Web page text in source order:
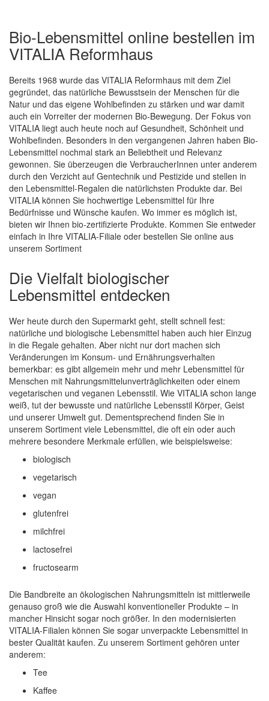
Quickview
Bio-Lebensmittel online bestellen im
VITALIA Reformhaus
Bereits 1968 wurde das VITALIA Reformhaus mit dem Ziel
gegründet, das natürliche Bewusstsein der Menschen für die
Natur und das eigene Wohlbefinden zu stärken und war damit
auch ein Vorreiter der modernen Bio-Bewegung. Der Fokus von
VITALIA liegt auch heute noch auf Gesundheit, Schönheit und
Wohlbefinden. Besonders in den vergangenen Jahren haben Bio-
Lebensmittel nochmal stark an Beliebtheit und Relevanz
gewonnen. Sie überzeugen die VerbraucherInnen unter anderem
durch den Verzicht auf Gentechnik und Pestizide und stellen in
den Lebensmittel-Regalen die natürlichsten Produkte dar. Bei
VITALIA können Sie hochwertige Lebensmittel für Ihre
Bedürfnisse und Wünsche kaufen. Wo immer es möglich ist,
bieten wir Ihnen bio-zertifizierte Produkte. Kommen Sie entweder
einfach in Ihre VITALIA-Filiale oder bestellen Sie online aus
unserem Sortiment
Die Vielfalt biologischer
Lebensmittel entdecken
Wer heute durch den Supermarkt geht, stellt schnell fest:
natürliche und biologische Lebensmittel haben auch hier Einzug
in die Regale gehalten. Aber nicht nur dort machen sich
Veränderungen im Konsum- und Ernährungsverhalten
bemerkbar: es gibt allgemein mehr und mehr Lebensmittel für
Menschen mit Nahrungsmittelunverträglichkeiten oder einem
vegetarischen und veganen Lebensstil. Wie VITALIA schon lange
weiß, tut der bewusste und natürliche Lebensstil Körper, Geist
und unserer Umwelt gut. Dementsprechend finden Sie in
unserem Sortiment viele Lebensmittel, die oft ein oder auch
mehrere besondere Merkmale erfüllen, wie beispielsweise:
biologisch
vegetarisch
vegan
glutenfrei
milchfrei
lactosefrei
fructosearm
Die Bandbreite an ökologischen Nahrungsmitteln ist mittlerweile
genauso groß wie die Auswahl konventioneller Produkte – in
mancher Hinsicht sogar noch größer. In den modernisierten
VITALIA-Filialen können Sie sogar unverpackte Lebensmittel in
bester Qualität kaufen. Zu unserem Sortiment gehören unter
anderem:
Tee
Kaffee